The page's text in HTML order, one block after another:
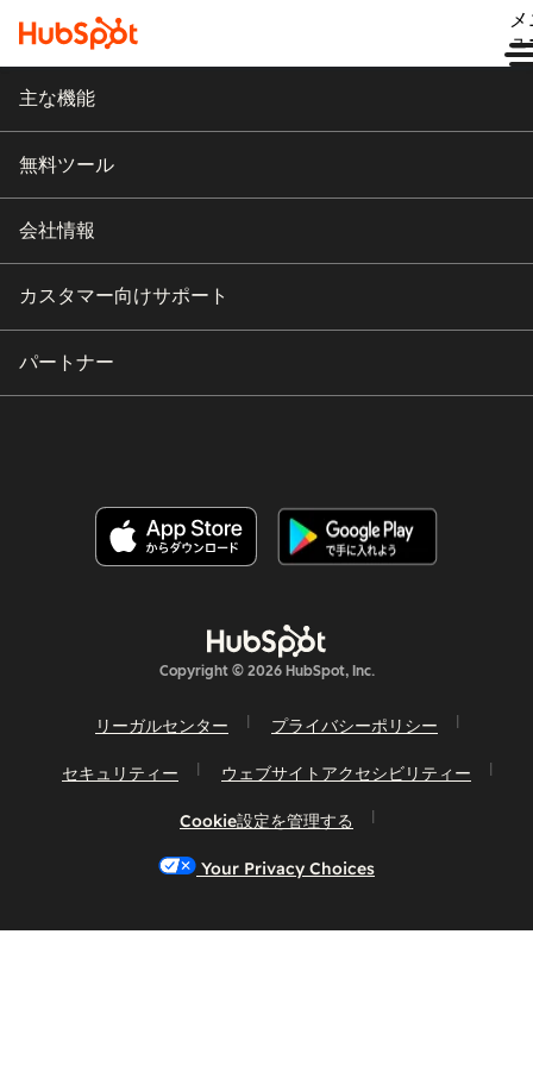
ュ
主な機能
無料ツール
会社情報
カスタマー向けサポート
パートナー
Copyright © 2026 HubSpot, Inc.
リーガルセンター プライバシーポリシー
セキュリティー ウェブサイトアクセシビリティー
Cookie設定を管理する
Your Privacy Choices